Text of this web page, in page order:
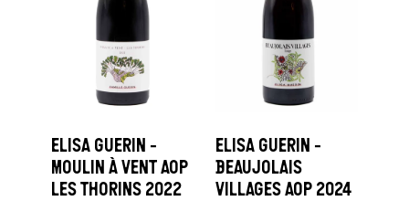
ELISA GUERIN -
MOULIN À VENT AOP
LES THORINS 2022
ELISA GUERIN -
BEAUJOLAIS
VILLAGES AOP 2024